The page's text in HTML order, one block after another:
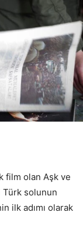
film olan Aşk ve
Türk solunun
ilk adımı olarak